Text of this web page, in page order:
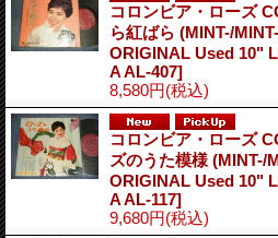
コロンビア・ローズ
ら紅ばら (MINT-/
ORIGINAL Used 10"
A AL-407]
8,580円(税込)
コロンビア・ローズ
ズのうた模様 (MINT-/
ORIGINAL Used 10"
A AL-117]
9,680円(税込)